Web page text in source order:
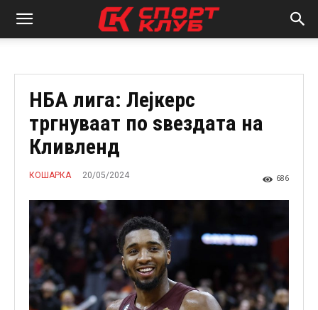
НБА лига: Лејкерс
тргнуваат по ѕвездата на
Кливленд
КОШАРКА 20/05/2024 686